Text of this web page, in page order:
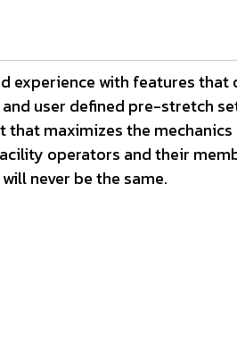
with features
user defined pre-stretch
maximizes the
operators and their
never be the same.